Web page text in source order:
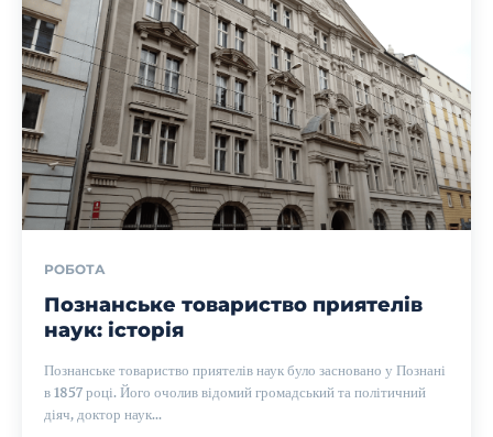
РОБОТА
Познанське товариство приятелів
наук: історія
Познанське товариство приятелів наук було засновано у Познані
в 1857 році. Його очолив відомий громадський та політичний
діяч, доктор наук...